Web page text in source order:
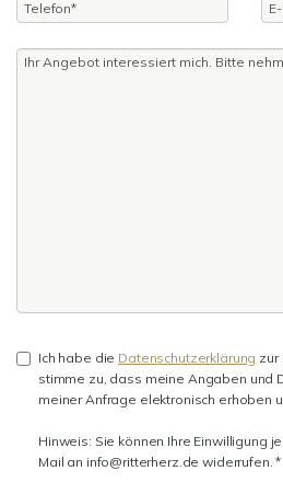
Ich habe die Datenschutzerklärung zur
stimme zu, dass meine Angaben und
meiner Anfrage elektronisch erhoben
Hinweis: Sie können Ihre Einwilligung
Mail an info@ritterherz.de widerrufen. *